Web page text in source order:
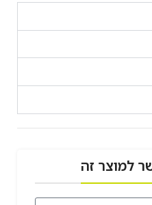
למוצר זה